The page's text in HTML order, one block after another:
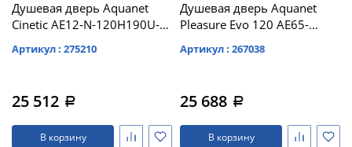
Душевая дверь Aquanet
Cinetic AE12-N-120H190U-
(243621)
Артикул : 275210
25 512 a
В корзину
Душевая дверь Aquanet
Pleasure Evo 120 AE65-
прозрачное стекло
Артикул : 267038
25 688 a
В корзину